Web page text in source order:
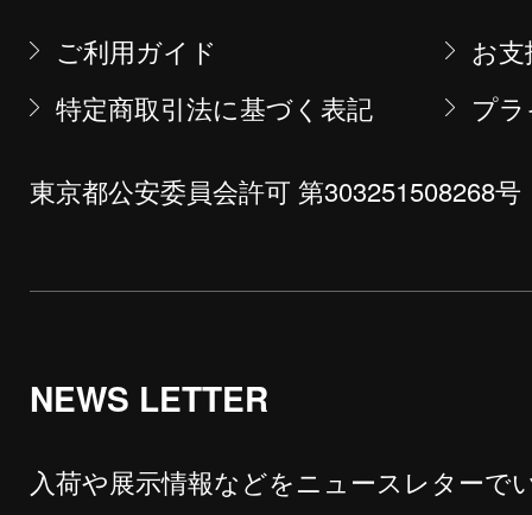
ご利用ガイド
お
特定商取引法に基づく表記
プ
東京都公安委員会許可 第303251508268号
NEWS LETTER
入荷や展示情報などをニュースレターで